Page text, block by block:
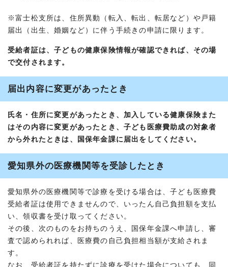
※富士松支所は、住所異動（転入、転出、転居など）や戸籍
届出（出生、婚姻など）に伴う手続きの申請に限ります。
受給者証は、子どもの健康保険情報が確認できれば、その場
で交付されます。
届出内容に変更があったとき
氏名・住所に変更があったとき、加入している健康保険また
はその内容に変更があったとき、子ども医療費助成の対象者
から外れたときは、国保年金課に届出をしてください。
愛知県外の医療機関等を受診したとき
愛知県外の医療機関等で診療を受ける場合は、子ども医療費
受給者証は使用できませんので、いったん自己負担額を支払
い、領収書を受け取ってください。
その後、次のものをお持ちのうえ、国保年金課へ申請し、審
査で認められれば、医療費の自己負担相当額が支給されま
す。
なお、受給者証を持たずに診療を受けた場合についても、同